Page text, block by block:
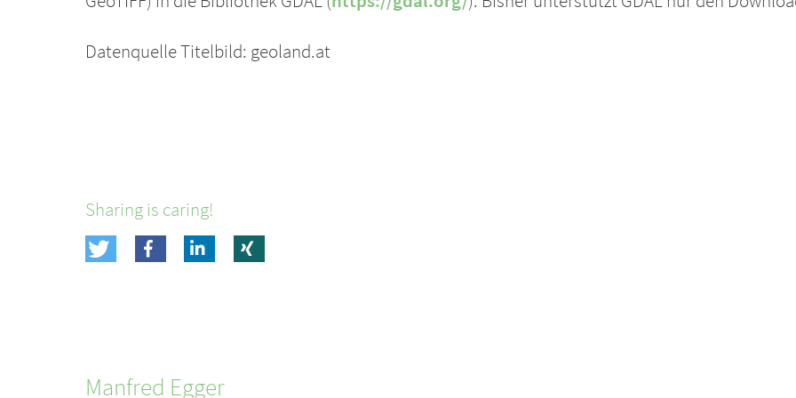
Datenquelle Titelbild: geoland.at
Sharing is caring!
Manfred Egger